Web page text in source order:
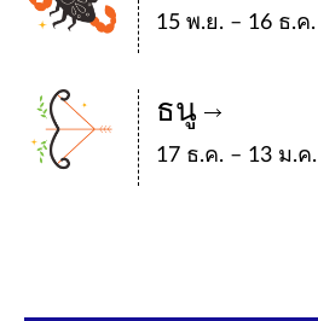
15 พ.ย. – 16 ธ.ค.
ธนู
17 ธ.ค. – 13 ม.ค.